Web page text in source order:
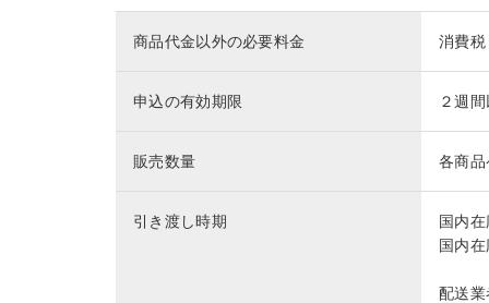
商品代金以外の必要料金 消費
申込の有効期限 ２週
販売数量 各商
引き渡し時期
国内
国内
配送